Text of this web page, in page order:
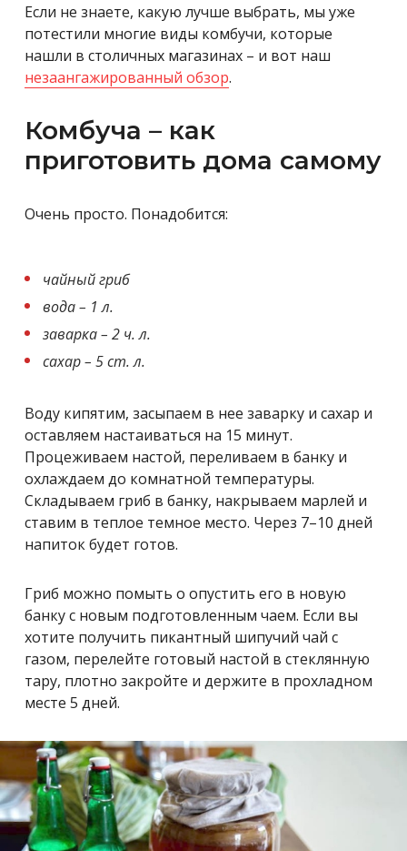
Если не знаете, какую лучше выбрать, мы уже
потестили многие виды комбучи, которые
нашли в столичных магазинах – и вот наш
незаангажированный обзор.
Комбуча – как
приготовить дома самому
Очень просто. Понадобится:
чайный гриб
вода – 1 л.
заварка – 2 ч. л.
сахар – 5 ст. л.
Воду кипятим, засыпаем в нее заварку и сахар и
оставляем настаиваться на 15 минут.
Процеживаем настой, переливаем в банку и
охлаждаем до комнатной температуры.
Складываем гриб в банку, накрываем марлей и
ставим в теплое темное место. Через 7–10 дней
напиток будет готов.
Гриб можно помыть о опустить его в новую
банку с новым подготовленным чаем. Если вы
хотите получить пикантный шипучий чай с
газом, перелейте готовый настой в стеклянную
тару, плотно закройте и держите в прохладном
месте 5 дней.